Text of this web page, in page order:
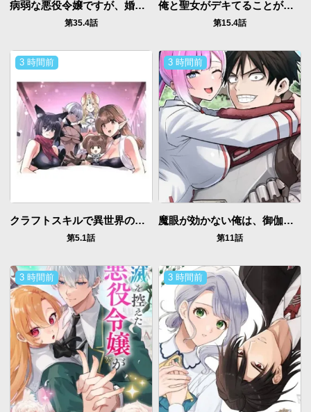
病弱な悪役令嬢ですが、婚約者が過保護すぎて逃げ出したい(私たち犬猿の仲でしたよね!?)
第35.4話
俺と聖女がデキてることがバレたらこのパーティーは崩壊する
第15.4話
3 時間前
クラフトスキルで異世界の無人島を大改造！ 『……とか思ったら先住民がいて、俺の子種を狙っているようです』
第5.1話
3 時間前
魔眼が効かない俺は、御伽噺の四大魔王に溺愛されている。
第11話
3 時間前 3 時間前